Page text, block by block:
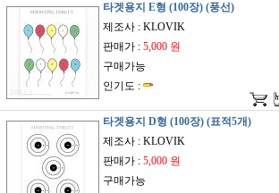
타겟용지 E형 (100장) (풍선)
제조사 : KLOVIK
판매가 : 5,000 원
구매가능
인기도 :
타겟용지 D형 (100장) (표적5개)
제조사 : KLOVIK
판매가 : 5,000 원
구매가능